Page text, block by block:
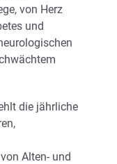
von Herz
und
die jährliche
Alten- und